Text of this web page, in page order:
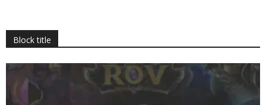
Block title